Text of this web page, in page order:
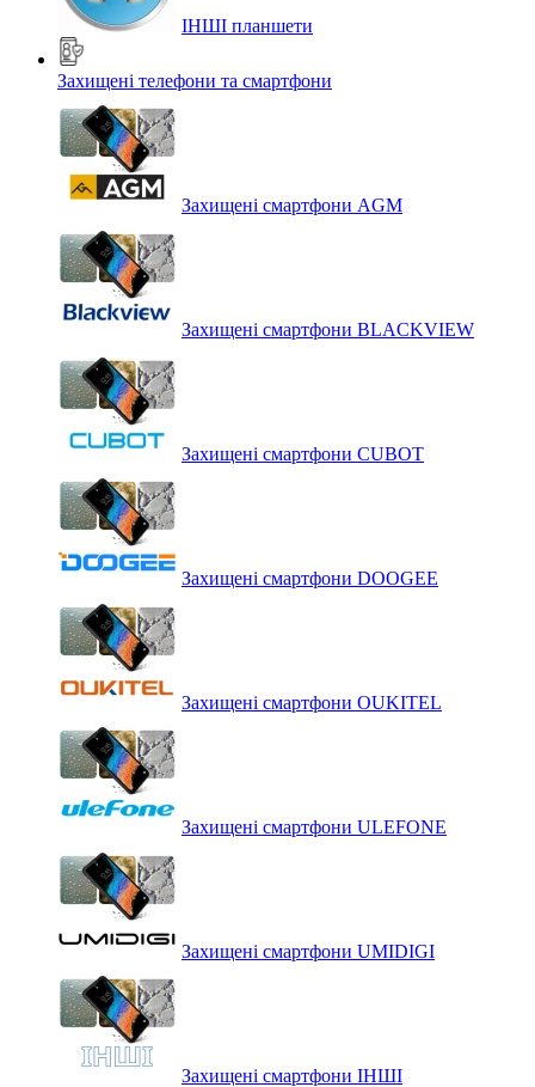
ІНШІ планшети
Захищені телефони та смартфони
Захищені смартфони AGM
Захищені смартфони BLACKVIEW
Захищені смартфони CUBOT
Захищені смартфони DOOGEE
Захищені смартфони OUKITEL
Захищені смартфони ULEFONE
Захищені смартфони UMIDIGI
Захищені смартфони ІНШІ